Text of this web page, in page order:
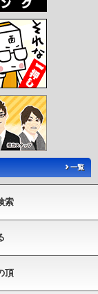
前駅
前駅 七隈駅
天神南駅
守恒駅
萩原駅 穴生駅
筑豊中間駅
感田駅
筑豊直方駅
一覧
索
頂